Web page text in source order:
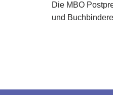
Die MBO
und